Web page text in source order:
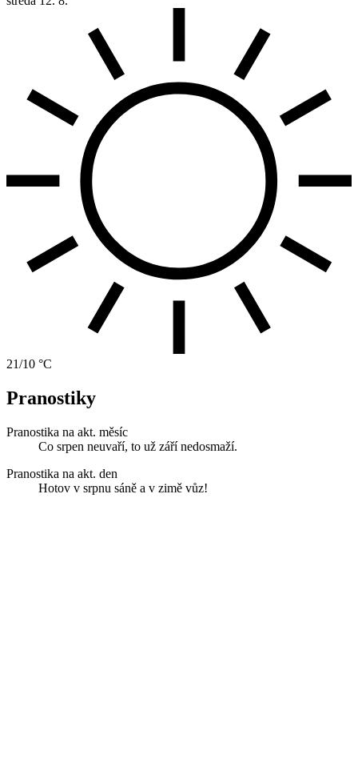
21/10 °C
Pranostiky
Pranostika na akt. měsíc
Co srpen neuvaří, to už září nedosmaží.
Pranostika na akt. den
Hotov v srpnu sáně a v zimě vůz!